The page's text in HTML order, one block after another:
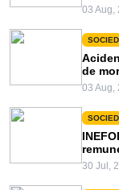
03 Aug,
de
03 Aug,
30 Jul,